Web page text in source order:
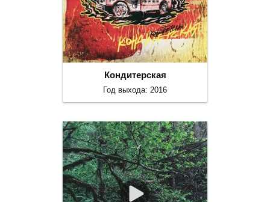
Кондитерская
Год выхода: 2016